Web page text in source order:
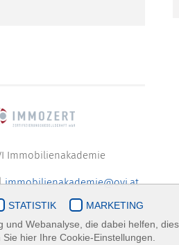
Immobilienakademie
|immobilienakademie@ovi.at
STATISTIK
MARKETING
Webanalyse, die dabei helfen,
hier Ihre Cookie-Einstellungen.